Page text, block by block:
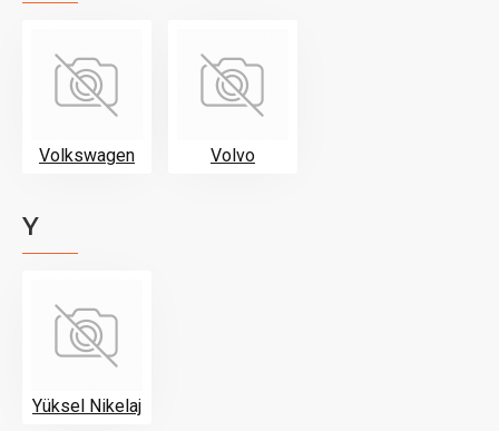
Volkswagen Volvo
Y
Yüksel Nikelaj